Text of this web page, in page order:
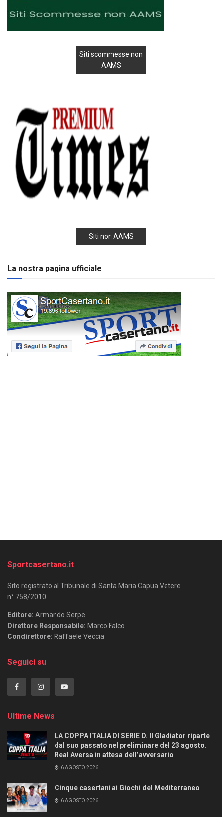
Siti scommesse non
AAMS
Siti non AAMS
La nostra pagina ufficiale
Sportcasertano.it
Sito registrato al Tribunale di Santa Maria Capua Vetere
n° 758/2010.
Editore: Armando Serpe
Direttore Responsabile: Marco Falco
Condirettore: Raffaele Veccia
Seguici su
Ultime News
LA COPPA ITALIA DI SERIE D. Il Gladiator riparte
dal suo passato nel preliminare del 23 agosto.
Real Aversa in attesa dell’avversario
6 AGOSTO 2026
Cinque casertani ai Giochi del Mediterraneo
6 AGOSTO 2026